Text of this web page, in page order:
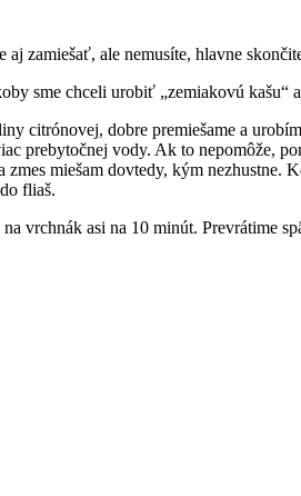
aj zamiešať, ale nemusíte, hlavne
sme chceli urobiť „zemiakovú kašu“
citrónovej, dobre premiešame a
prebytočnej vody. Ak to nepomôže,
miešam dovtedy, kým
fliaš.
vrchnák asi na 10 minút. Prevrátime